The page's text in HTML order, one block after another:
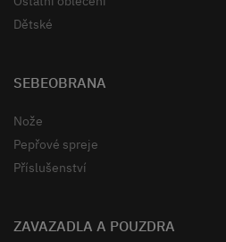
Dětské
SEBEOBRANA
Nože
Pepřové spreje
Příslušenství
ZAVAZADLA A POUZDRA